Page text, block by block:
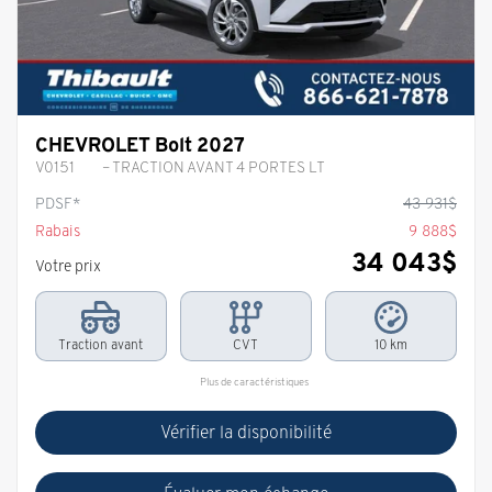
CHEVROLET Bolt 2027
V0151
– TRACTION AVANT 4 PORTES LT
PDSF*
43 931$
Rabais
9 888$
Votre prix
34 043$
Traction avant CVT 10 km
Plus de caractéristiques
Vérifier la disponibilité